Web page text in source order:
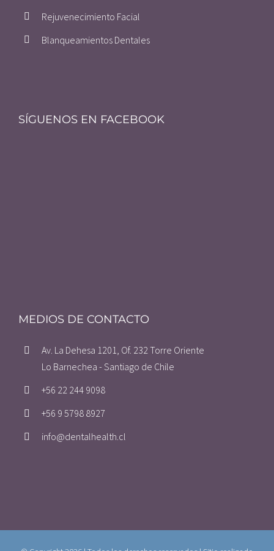
Rejuvenecimiento Facial
Blanqueamientos Dentales
SÍGUENOS EN FACEBOOK
MEDIOS DE CONTACTO
Av. La Dehesa 1201, Of. 232 Torre Oriente
Lo Barnechea - Santiago de Chile
+56 22 244 9098
+56 9 5798 8927
info@dentalhealth.cl